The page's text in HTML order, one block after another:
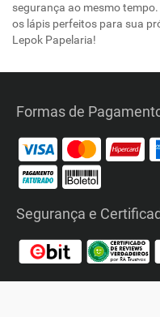
segurança ao mesmo
os lápis perfeitos para sua
Lepok Papelaria!
Formas de
Segurança e